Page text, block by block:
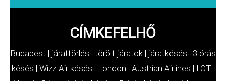
CÍMKEFELHŐ
Budapest | járattörlés | törölt járatok | járatkésés | 3 órás
késés | Wizz Air késés | London | Austrian Airlines | LOT|